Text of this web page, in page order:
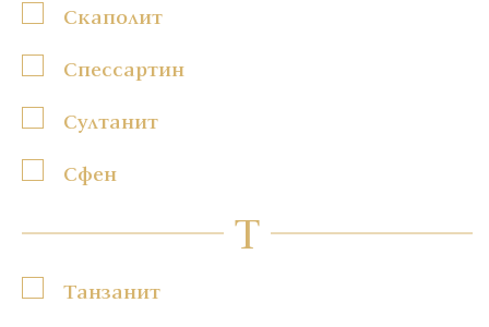
Скаполит
Спессартин
Султанит
Сфен
Т
Танзанит